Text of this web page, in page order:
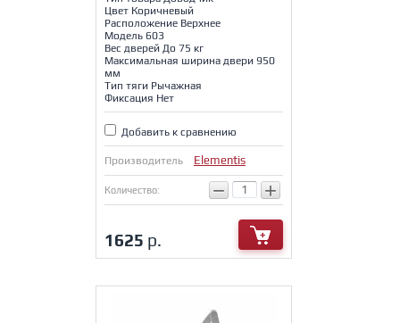
Цвет Коричневый
Расположение Верхнее
Модель 603
Вес дверей До 75 кг
Максимальная ширина двери 950
мм
Тип тяги Рычажная
Фиксация Нет
Добавить к сравнению
Производитель Elementis
Количество: − +
1625 р.